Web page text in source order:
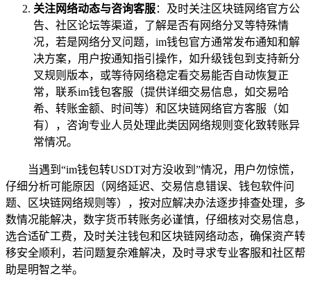
关注网络动态与咨询客服：及时关注区块链网络官方公
告、社区论坛等渠道，了解是否有网络分叉等特殊情
况，若是网络分叉问题，im钱包官方通常发布通知和解
决方案，用户按通知指引操作，如升级钱包到支持新分
叉规则版本，或等待网络稳定看交易能否自动恢复正
常，联系im钱包客服（提供详细交易信息，如交易哈
希、转账金额、时间等）和区块链网络官方客服（如
有），咨询专业人员处理此类因网络规则变化致转账异
常情况。
当遇到“im钱包转USDT对方没收到”情况，用户勿惊慌，
仔细分析可能原因（网络延迟、交易信息错误、钱包软件问
题、区块链网络规则等），按对应解决办法逐步排查处理，多
数情况能解决，数字货币转账务必谨慎，仔细核对交易信息，
选合适矿工费，及时关注钱包和区块链网络动态，确保资产转
移安全顺利，若问题复杂难解决，及时寻求专业客服和社区帮
助是明智之举。